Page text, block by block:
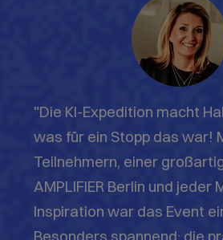
deutschlandweite Roadshow. An
brachten wir Fach- und
Immobilienwirtschaft einen Tag
Kontakt. 2026 folgte die
dem Motto „Mission Machen".
Das Ergebnis: über 400
positive Rückmeldungen,
Produkte von Aareon und ein KI-
Ideensprints mit über 500